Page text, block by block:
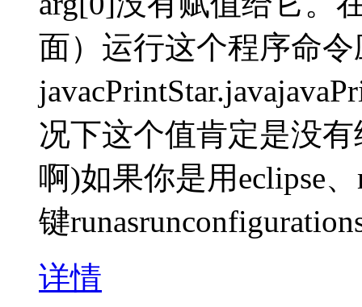
面）运行这个程序命
况下这个值肯定是没
啊)如果你是用eclipse
键
详情